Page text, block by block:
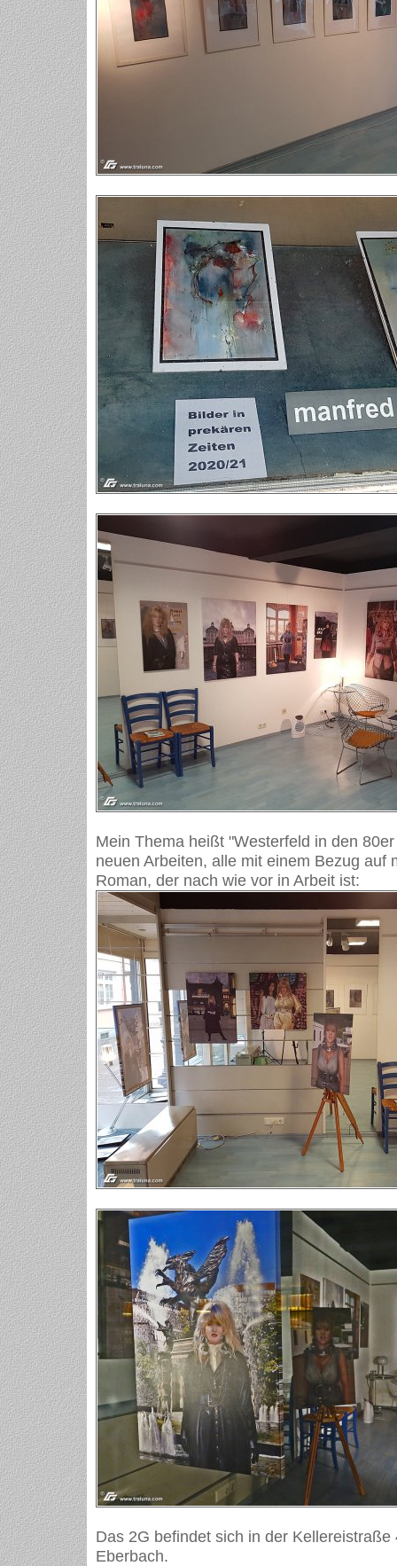
Mein Thema heißt "Westerfeld in den
neuen Arbeiten, alle mit einem Bezug auf
Roman, der nach wie vor in Arbeit ist:
Das 2G befindet sich in der Kellereistraße
Eberbach.